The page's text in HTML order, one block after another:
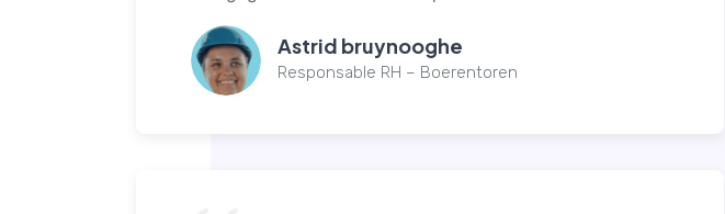
Astrid bruynooghe
Responsable RH – Boerentoren